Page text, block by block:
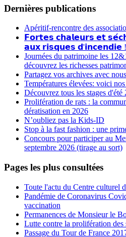
Dernières publications
Apéritif-rencontre des
𝗙𝗼𝗿𝘁𝗲𝘀 𝗰𝗵𝗮𝗹𝗲𝘂𝗿𝘀 𝗲𝘁
𝗮𝘂𝘅 𝗿𝗶𝘀𝗾𝘂𝗲𝘀 𝗱'𝗶𝗻𝗰𝗲𝗻𝗱𝗶𝗲 !
Journées du patrimoine les
découvrez les richesses
Partagez vos archives avec
Températures élevées: voici
Découvrez tous les stages d'été
Prolifération de rats : la
dératisation en 2026
N’oubliez pas la Kids-ID
Stop à la fast fashion : une
Concours pour participer au
septembre 2026 (tirage au sort)
Pages les plus consultées
Toute l'actu du Centre culturel
Pandémie de Coronavirus
vaccination
Permanences de Monsieur le
Lutte contre la prolifération
Passage du Tour de France